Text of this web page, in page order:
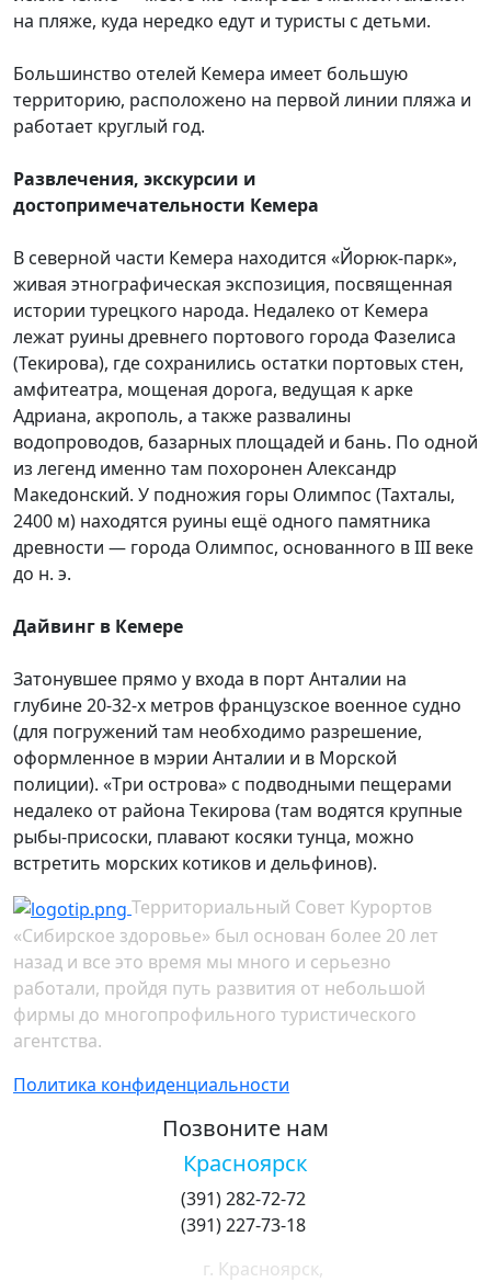
на пляже, куда нередко едут и туристы с детьми.
Большинство отелей Кемера имеет большую
территорию, расположено на первой линии пляжа и
работает круглый год.
Развлечения, экскурсии и
достопримечательности Кемера
В северной части Кемера находится «Йорюк-парк»,
живая этнографическая экспозиция, посвященная
истории турецкого народа. Недалеко от Кемера
лежат руины древнего портового города Фазелиса
(Текирова), где сохранились остатки портовых стен,
амфитеатра, мощеная дорога, ведущая к арке
Адриана, акрополь, а также развалины
водопроводов, базарных площадей и бань. По одной
из легенд именно там похоронен Александр
Македонский. У подножия горы Олимпос (Тахталы,
2400 м) находятся руины ещё одного памятника
древности — города Олимпос, основанного в III веке
до н. э.
Дайвинг в Кемере
Затонувшее прямо у входа в порт Aнталии на
глубине 20-32-х метров французское военное судно
(для погружений там необходимо разрешение,
оформленное в мэрии Aнталии и в Морской
полиции). «Tри острова» с подводными пещерами
недалеко от района Tекирова (там водятся крупные
рыбы-присоски, плавают косяки тунца, можно
встретить морских котиков и дельфинов).
Территориальный Совет Курортов
«Сибирское здоровье» был основан более 20 лет
назад и все это время мы много и серьезно
работали, пройдя путь развития от небольшой
фирмы до многопрофильного туристического
агентства.
Политика конфиденциальности
Позвоните нам
Красноярск
(391) 282-72-72
(391) 227-73-18
г. Красноярск,